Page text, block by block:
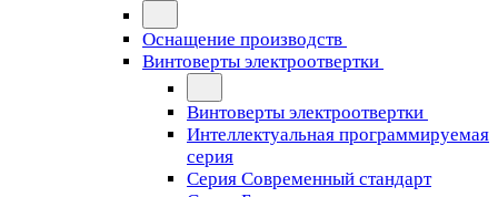
Оснащение производств
Винтоверты электроотвертки
Винтоверты электроотвертки
Интеллектуальная программируемая
серия
Серия Современный стандарт